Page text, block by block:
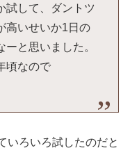
試して、ダントツ
高いせいか1日の
と思いました。
頃なので
いろいろ試したのだと